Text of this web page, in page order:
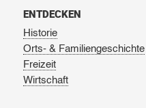
ENTDECKEN
Historie
Orts- & Familiengeschichte
Freizeit
Wirtschaft